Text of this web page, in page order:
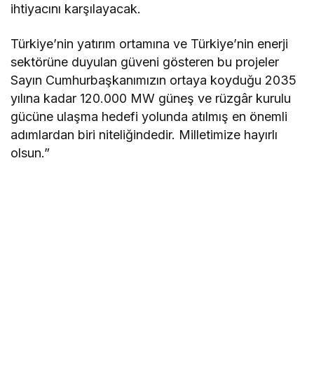
ihtiyacını karşılayacak.
Türkiye’nin yatırım ortamına ve Türkiye’nin enerji
sektörüne duyulan güveni gösteren bu projeler
Sayın Cumhurbaşkanımızın ortaya koyduğu 2035
yılına kadar 120.000 MW güneş ve rüzgâr kurulu
gücüne ulaşma hedefi yolunda atılmış en önemli
adımlardan biri niteliğindedir. Milletimize hayırlı
olsun.”